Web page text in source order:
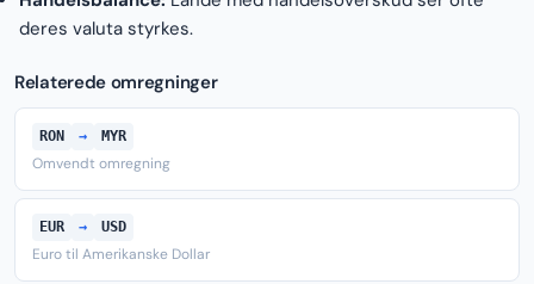
deres valuta styrkes.
Relaterede omregninger
RON → MYR
Omvendt omregning
EUR → USD
Euro til Amerikanske Dollar